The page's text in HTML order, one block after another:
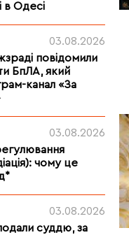
в Одесі
03.08.2026
повідомили
БпЛА, який
канал «За
03.08.2026
чому це
03.08.2026
суддю, за